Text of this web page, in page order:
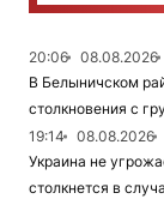
20:06 08.08.2026
В Белыничском
столкновения с
19:14
08.08.2026
Украина не
столкнется в